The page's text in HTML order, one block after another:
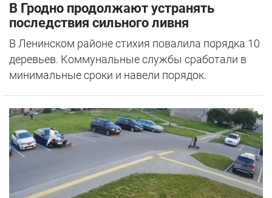
В Гродно продолжают устранять
последствия сильного ливня
В Ленинском районе стихия повалила порядка 10
деревьев. Коммунальные службы сработали в
минимальные сроки и навели порядок.